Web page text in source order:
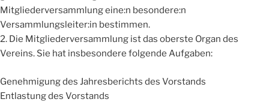
Mitgliederversammlung eine:n besondere:n
Versammlungsleiter:in bestimmen.
2. Die Mitgliederversammlung ist das oberste Organ des
Vereins. Sie hat insbesondere folgende Aufgaben:
Genehmigung des Jahresberichts des Vorstands
Entlastung des Vorstands